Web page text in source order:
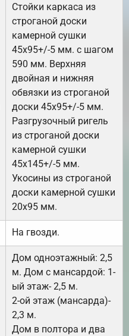
Стойки каркаса из
строганой доски
камерной сушки
45х95+/-5 мм. с шагом
590 мм. Верхняя
двойная и нижняя
обвязки из строганой
доски 45х95+/-5 мм.
Разгрузочный ригель
из строганой доски
камерной сушки
45х145+/-5 мм.
Укосины из строганой
доски камерной сушки
20х95 мм.
На гвозди.
Дом одноэтажный: 2,5
м. Дом с мансардой: 1-
ый этаж- 2,5 м.
2-ой этаж (мансарда)-
2,3 м.
Дом в полтора и два